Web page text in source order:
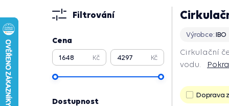
Filtrování
Cena
Kč Kč
Dostupnost
Výrobce:IBO
Cirkulační
vodu.
Pokračovat
Doprava